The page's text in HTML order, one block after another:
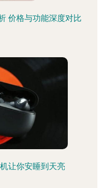
价格与功能深度对比
让你安睡到天亮